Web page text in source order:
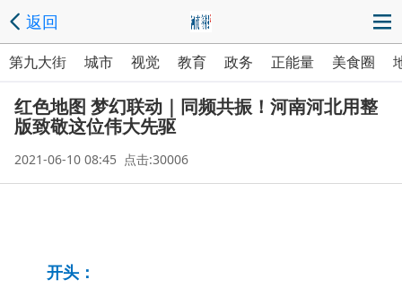
返回
第九大街 城市 视觉 教育 政务 正能量 美食圈
红色地图 梦幻联动｜同频共振！河南河北用整
版致敬这位伟大先驱
2021-06-10 08:45 点击:30006
开头：